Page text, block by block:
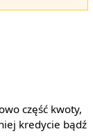
część kwoty,
kredycie bądź